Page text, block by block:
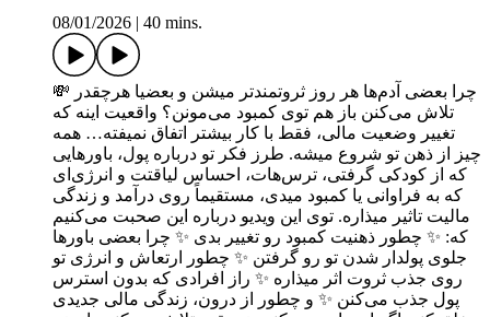
08/01/2026
40 mins.
💸 چرا بعضی آدم‌ها هر روز ثروتمندتر میشن و بعضیا هرچقدر
تلاش می‌کنن باز هم توی کمبود می‌مونن؟ واقعیت اینه که
تغییر وضعیت مالی، فقط با کار بیشتر اتفاق نمیفته… همه
چیز از ذهن تو شروع میشه. طرز فکر تو درباره پول، باورهایی
که از کودکی گرفتی، ترس‌هات، احساس لیاقتت و انرژی‌ای
که به فراوانی یا کمبود میدی، مستقیماً روی درآمد و زندگی
مالیت تاثیر میذاره. توی این ویدیو درباره این صحبت می‌کنیم
که: ✨ چطور ذهنیت کمبود رو تغییر بدی ✨ چرا بعضی باورها
جلوی پولدار شدن تو رو گرفتن ✨ چطور ارتعاش و انرژی تو
روی جذب ثروت اثر میذاره ✨ راز افرادی که بدون استرس
پول جذب می‌کنن ✨ و چطور از درون، زندگی مالی جدیدی